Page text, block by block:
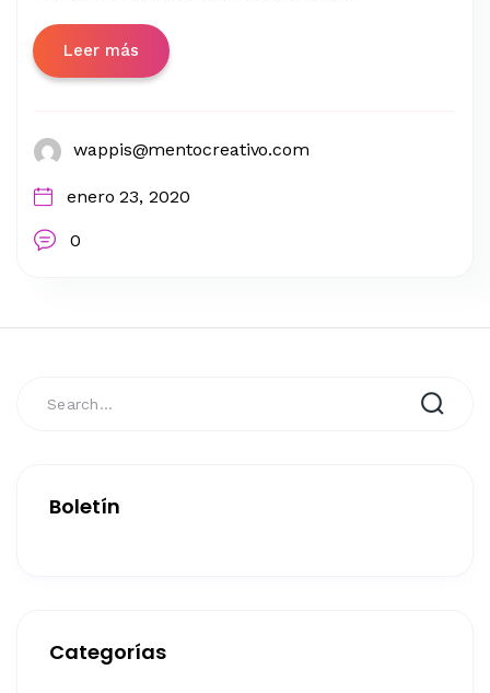
Boletín
Categorías
Leer más
wappis@mentocreativo.com
enero 23, 2020
0